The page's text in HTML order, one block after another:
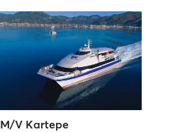
M/V Kartepe